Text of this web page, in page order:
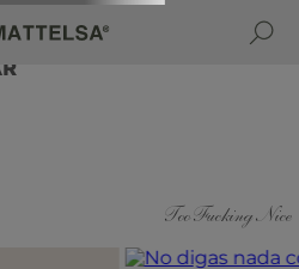
Too Fucking Nice